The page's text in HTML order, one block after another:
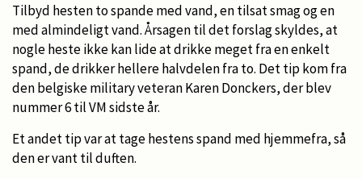
Tilbyd hesten to spande med vand, en tilsat smag og en
med almindeligt vand. Årsagen til det forslag skyldes, at
nogle heste ikke kan lide at drikke meget fra en enkelt
spand, de drikker hellere halvdelen fra to. Det tip kom fra
den belgiske military veteran Karen Donckers, der blev
nummer 6 til VM sidste år.
Et andet tip var at tage hestens spand med hjemmefra, så
den er vant til duften.